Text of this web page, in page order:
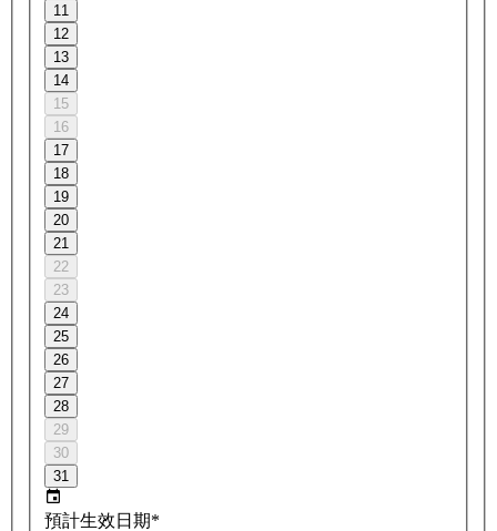
11
12
13
14
15
16
17
18
19
20
21
22
23
24
25
26
27
28
29
30
31
預計生效日期*